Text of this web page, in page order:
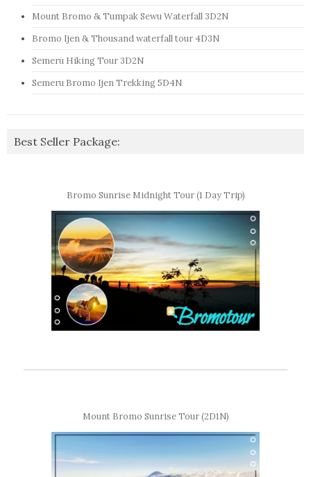
Mount Bromo & Tumpak Sewu Waterfall 3D2N
Bromo Ijen & Thousand waterfall tour 4D3N
Semeru Hiking Tour 3D2N
Semeru Bromo Ijen Trekking 5D4N
Best Seller Package:
Bromo Sunrise Midnight Tour (1 Day Trip)
Mount Bromo Sunrise Tour (2D1N)